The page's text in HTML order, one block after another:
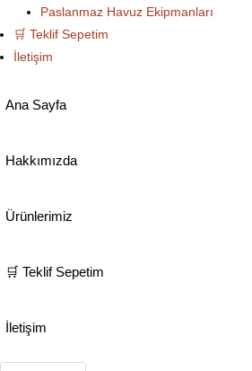
Paslanmaz Havuz Ekipmanları
🛒 Teklif Sepetim
İletişim
Ana Sayfa
Hakkımızda
Ürünlerimiz
🛒 Teklif Sepetim
İletişim